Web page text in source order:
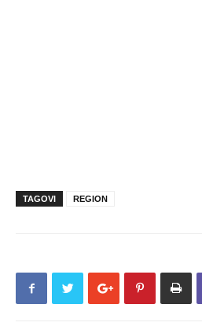
TAGOVI REGION